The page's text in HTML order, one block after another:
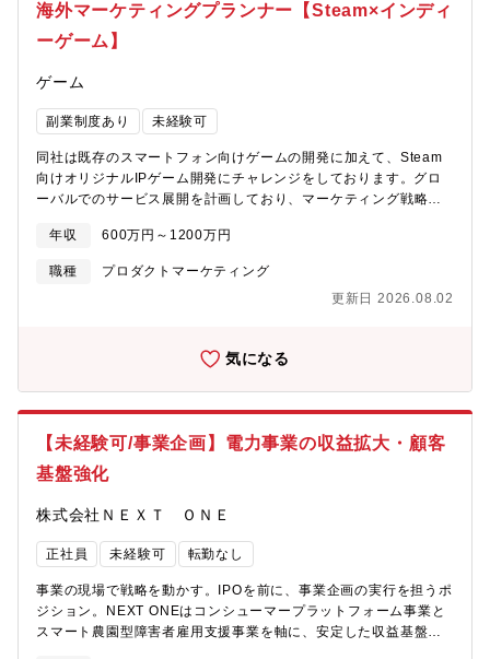
がらプロジェクトを推進します。■音楽アニメ作品の主題歌や劇伴
（BGM）のプロデュースアシスタント業務も担当し、音楽面から
ー業務】多様なプロモーションで作品を国内外のアニメファンに
体および細部にわたる宣伝企画の立案から進行までをアシストし
宣伝クリエイティブのプロデュース、および発信に携わります。■
デジタルプロモーション：SNSやWEBサイトの宣伝企画立案・進
行を担当し、ファンコミュニティ形成を促進します。■イベント企
じて、ファンとの接点を創出し、作品への熱量を高めます。■パブ
リシティ業務：TV、WEB、雑誌などのマスコミ各社と連携し、作
各社との折衝：原作出版社やスタジオといったアニメプロジェク
滑な宣伝活動を推進します。
海外マーケティングプランナー【Steam×インディ
ーゲーム】
ゲーム
副業制度あり 未経験可
同社は既存のスマートフォン向けゲームの開発に加えて、Steam
向けオリジナルIPゲーム開発にチャレンジをしております。グロ
ーバルでのサービス展開を計画しており、マーケティング戦略の
況に応じて、具体的に以下のような業務をお任せします。【具体
的な業務内容】■戦略・戦術の立案および実行マーケティング計画
策定/リスクマネジメント/戦術への落とし込み（特に英語圏・簡体
字圏ヒット戦略立案が重要）■調査、分析国内外の市場調査/ユー
等も発生する想定です■国内、海外のゲームメディアとのリレーシ
展、ストリーマー・配信者・ゲームメディアとのコミュニケーシ
ング領域は、国内ではまだ十分に確立されておらず、当該分野に
おける第一人者として知見や実績を築いていくことができる環境
るため、必然的にその語学圏への訪問機会も多くなる予定です。
ことができる環境です。
年収 600万円～1200万円
職種
プロダクトマーケティング
更新日 2026.08.02
気になる
【未経験可/事業企画】電力事業の収益拡大・顧客
基盤強化
株式会社ＮＥＸＴ ＯＮＥ
正社員 未経験可 転勤なし
事業の現場で戦略を動かす。IPOを前に、事業企画の実行を担うポ
ジション。NEXT ONEはコンシューマープラットフォーム事業と
スマート農園型障害者雇用支援事業を軸に、安定した収益基盤を